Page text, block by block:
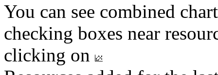
You can see combined
checking boxes near
clicking on